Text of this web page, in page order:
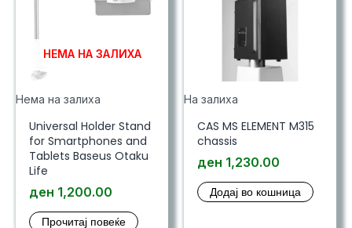
НЕМА НА ЗАЛИХА
Нема на залиха
Universal Holder Stand
for Smartphones and
Tablets Baseus Otaku
Life
ден 1,200.00
Прочитај повеќе
На залиха
CAS MS ELEMENT M315
chassis
ден 1,230.00
Додај во кошница